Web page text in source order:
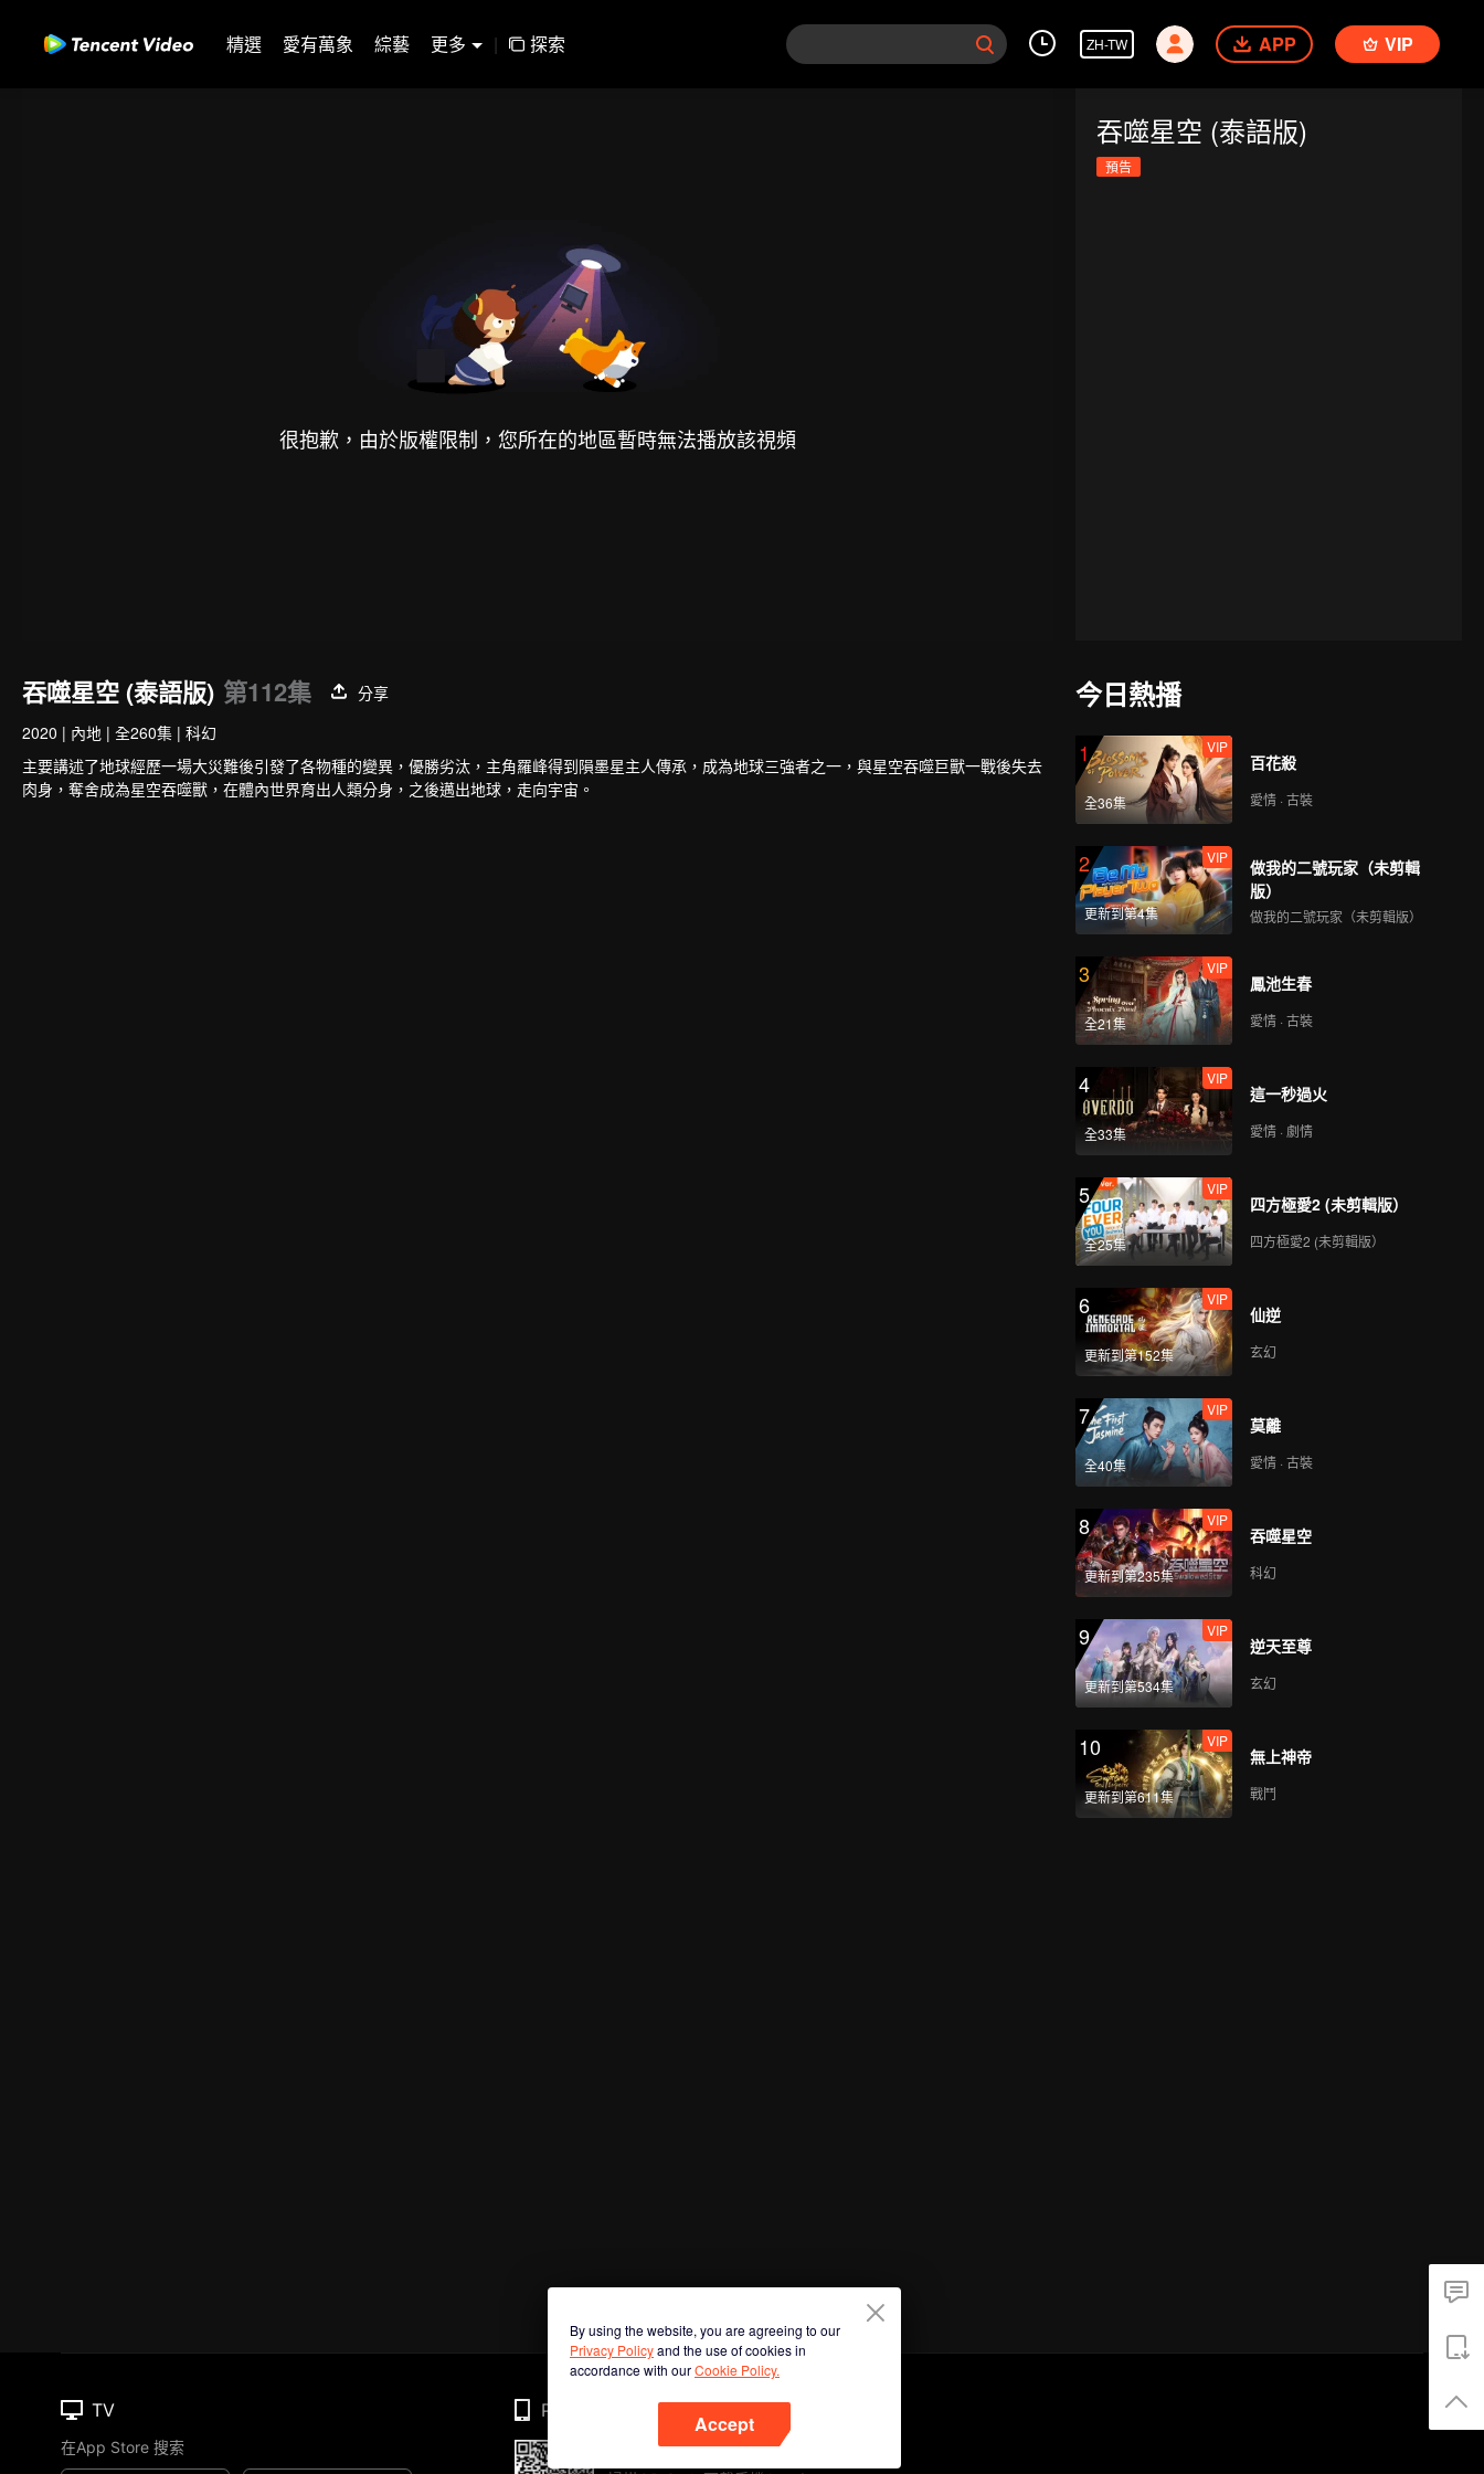
精選 愛有萬象 綜藝 更多 | 探索 ZH-TW APP VIP
很抱歉，由於版權限制，您所在的地區暫時無法播放該視頻
吞噬星空 (泰語版)
預告
吞噬星空 (泰語版) 第112集
分享
2020 | 內地 | 全260集 | 科幻
主要講述了地球經歷一場大災難後引發了各物種的變異，優勝劣汰，主角羅峰得到隕墨星主人傳承，成為地球三強者之一，與星空吞噬巨獸一戰後失去
肉身，奪舍成為星空吞噬獸，在體內世界育出人類分身，之後邁出地球，走向宇宙。
今日熱播
1
全36集
VIP
百花殺
愛情 · 古裝
2
更新到第4集
VIP
做我的二號玩家（未剪輯
版）
做我的二號玩家（未剪輯版）
3
全21集
VIP
鳳池生春
愛情 · 古裝
4
全33集
VIP
這一秒過火
愛情 · 劇情
5
全25集
VIP
四方極愛2 (未剪輯版）
四方極愛2 (未剪輯版）
6
更新到第152集
VIP
仙逆
玄幻
7
全40集
VIP
莫離
愛情 · 古裝
8
更新到第235集
VIP
吞噬星空
科幻
9
更新到第534集
VIP
逆天至尊
玄幻
10
更新到第611集
VIP
無上神帝
戰鬥
By using the website, you are agreeing to our
Privacy Policyand the use of cookies in
accordance with ourCookie Policy.
Accept
TV
在App Store 搜索
Phone